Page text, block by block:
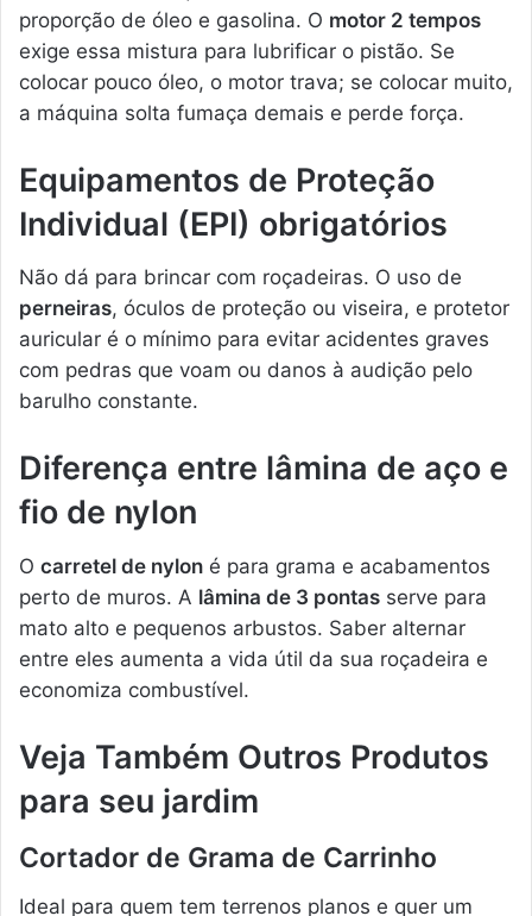
proporção de óleo e gasolina. O motor 2 tempos
exige essa mistura para lubrificar o pistão. Se
colocar pouco óleo, o motor trava; se colocar muito,
a máquina solta fumaça demais e perde força.
Equipamentos de Proteção
Individual (EPI) obrigatórios
Não dá para brincar com roçadeiras. O uso de
perneiras, óculos de proteção ou viseira, e protetor
auricular é o mínimo para evitar acidentes graves
com pedras que voam ou danos à audição pelo
barulho constante.
Diferença entre lâmina de aço e
fio de nylon
O carretel de nylon é para grama e acabamentos
perto de muros. A lâmina de 3 pontas serve para
mato alto e pequenos arbustos. Saber alternar
entre eles aumenta a vida útil da sua roçadeira e
economiza combustível.
Veja Também Outros Produtos
para seu jardim
Cortador de Grama de Carrinho
Ideal para quem tem terrenos planos e quer um